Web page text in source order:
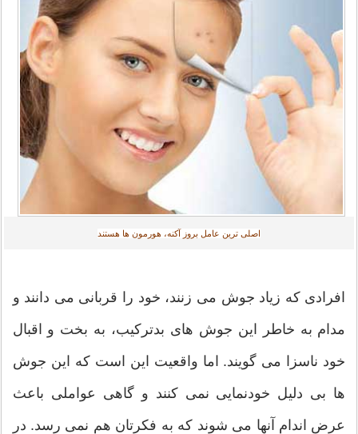
اصلی ترین عامل بروز آکنه، هورمون ها هستند
افرادی که زیاد جوش می زنند، خود را قربانی می دانند و
مدام به خاطر این جوش های بدترکیب، به بخت و اقبال
خود ناسزا می گویند. اما واقعیت این است که این جوش
ها بی دلیل خودنمایی نمی کنند و گاهی عواملی باعث
عرض اندام آنها می شوند که به فکرتان هم نمی رسد. در